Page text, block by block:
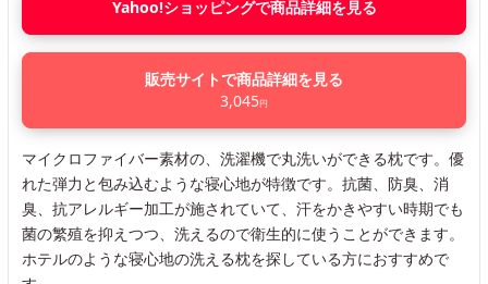
Yahoo!ショッピングで商品詳細を見る
販売サイトで商品詳細を見る
3,045円
マイクロファイバー素材の、洗濯機で丸洗いができる枕です。優
れた弾力と包み込むような寝心地が特徴です。抗菌、防臭、消
臭、抗アレルギー加工が施されていて、汗をかきやすい時期でも
菌の繁殖を抑えつつ、洗えるので衛生的に使うことができます。
ホテルのような寝心地の洗える枕を探している方におすすめで